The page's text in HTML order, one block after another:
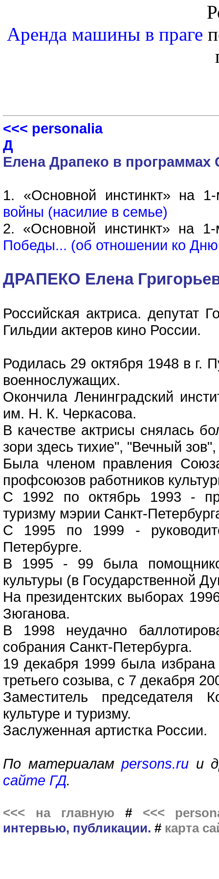
Аренда машины в праге
<<< personalia
Д
Елена Драпеко в
1. «Основной инстинкт» на
войны (насилие в семье)
2. «Основной инстинкт» на
Победы... (об отношении ко
ДРАПЕКО Елена
Российская актриса. депутат
Гильдии актеров кино России.
Родилась 29 октября 1948 в г.
военнослужащих.
Окончила Ленинградский
им. Н. К. Черкасова.
В качестве актрисы снялась
зори здесь тихие", "Вечный
Была членом правления
профсоюзов работников
С 1992 по октябрь 1993 -
туризму мэрии Санкт-
С 1995 по 1999 -
Петербурге.
В 1995 - 99 была
культуры (в Государственной
На президентских выборах
Зюганова.
В 1998 неудачно
собрания Санкт-Петербурга.
19 декабря 1999 была
третьего созыва, с 7 декабря
Заместитель председателя
культуре и туризму.
Заслуженная артистка России.
По материаламpersons.ru и
сайте ГД.
<<< на главную # <<<
интервью, публикации. # карта